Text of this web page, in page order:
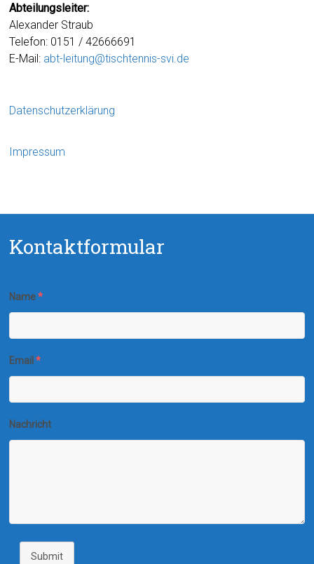
Abteilungsleiter:
Alexander Straub
Telefon: 0151 / 42666691
E-Mail: abt-leitung@tischtennis-svi.de
Datenschutzerklärung
Impressum
Kontaktformular
Name *
Email *
Nachricht
Submit